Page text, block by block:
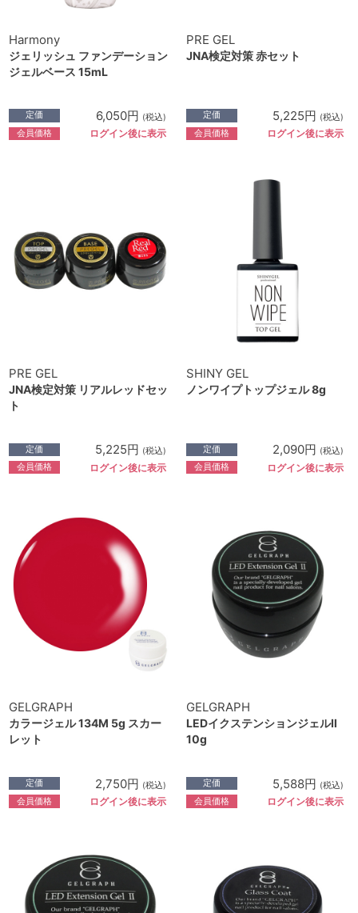
Harmony
ジェリッシュ ファンデーション
ジェルベース 15mL
定価 6,050円 (税込)
会員価格 ログイン後に表示
PRE GEL
JNA検定対策 赤セット
定価 5,225円 (税込)
会員価格 ログイン後に表示
PRE GEL
JNA検定対策 リアルレッドセッ
ト
定価 5,225円 (税込)
会員価格 ログイン後に表示
SHINY GEL
ノンワイプトップジェル 8g
定価 2,090円 (税込)
会員価格 ログイン後に表示
GELGRAPH
カラージェル 134M 5g スカー
レット
定価 2,750円 (税込)
会員価格 ログイン後に表示
GELGRAPH
LEDイクステンションジェルⅡ
10g
定価 5,588円 (税込)
会員価格 ログイン後に表示